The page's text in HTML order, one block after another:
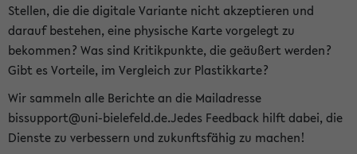
Stellen, die die digitale Variante nicht akzeptieren und
darauf bestehen, eine physische Karte vorgelegt zu
bekommen? Was sind Kritikpunkte, die geäußert werden?
Gibt es Vorteile, im Vergleich zur Plastikkarte?
Wir sammeln alle Berichte an die Mailadresse
bissupport@uni-bielefeld.de.Jedes Feedback hilft dabei, die
Dienste zu verbessern und zukunftsfähig zu machen!